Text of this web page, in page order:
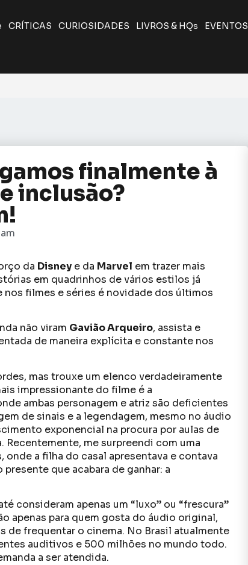
CRÍTICAS CURIOSIDADES LIVROS & HQs EVENTOS
finalmente à
inclusão?
da Disney e da Marvel em trazer mais
em quadrinhos de vários estilos já
nos filmes e séries é novidade dos últimos
não viram Gavião Arqueiro, assista e
de maneira explícita e constante nos
mas trouxe um elenco verdadeiramente
impressionante do filme é a
ambas personagem e atriz são deficientes
de sinais e a legendagem, mesmo no áudio
exponencial na procura por aulas de
Recentemente, me surpreendi com uma
a filha do casal apresentava e contava
que acabara de ganhar: a
consideram apenas um “luxo” ou “frescura”
apenas para quem gosta do áudio original,
frequentar o cinema. No Brasil atualmente
auditivos e 500 milhões no mundo todo.
a ser atendida.